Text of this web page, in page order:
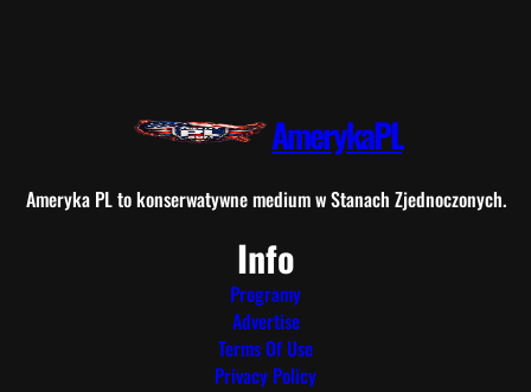
AmerykaPL
Ameryka PL to konserwatywne medium w Stanach Zjednoczonych.
Info
Programy
Advertise
Terms Of Use
Privacy Policy